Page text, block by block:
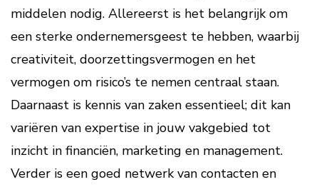
middelen nodig. Allereerst is het belangrijk om
een sterke ondernemersgeest te hebben, waarbij
creativiteit, doorzettingsvermogen en het
vermogen om risico’s te nemen centraal staan.
Daarnaast is kennis van zaken essentieel; dit kan
variëren van expertise in jouw vakgebied tot
inzicht in financiën, marketing en management.
Verder is een goed netwerk van contacten en